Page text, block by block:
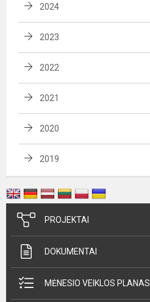
2024
2023
2022
2021
2020
2019
PROJEKTAI
DOKUMENTAI
MĖNESIO VEIKLOS PLANAS